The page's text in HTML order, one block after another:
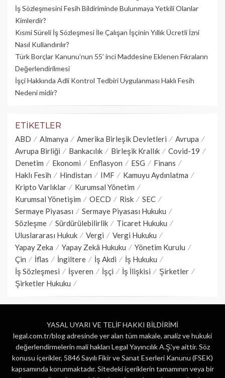
İş Sözleşmesini Fesih Bildiriminde Bulunmaya Yetkili Olanlar
Kimlerdir?
Kısmi Süreli İş Sözleşmesi İle Çalışan İşçinin Yıllık Üc­retli İzni
Nasıl Kullandırılır?
Türk Borçlar Kanunu’nun 55’ inci Maddesine Eklenen Fıkraların
Değerlendirilmesi
İşçi Hakkında Adli Kontrol Tedbiri Uygulanması Haklı Fesih
Nedeni midir?
ETIKETLER
ABD Almanya Amerika Birleşik Devletleri
Avrupa
Avrupa Birliği
Bankacılık Birleşik Krallık
Covid-19
Denetim
Ekonomi Enflasyon ESG
Finans
Haklı Fesih
Hindistan IMF
Kamuyu Aydınlatma
Kripto Varlıklar
Kurumsal Yönetim
Kurumsal Yönetişim
OECD Risk
SEC
Sermaye Piyasası
Sermaye Piyasası Hukuku
Sözleşme
Sürdürülebilirlik
Ticaret Hukuku
Uluslararası Hukuk
Vergi
Vergi Hukuku
Yapay Zeka
Yapay Zekâ Hukuku
Yönetim Kurulu
Çin
İflas İngiltere İş Akdi
İş Hukuku
İş Sözleşmesi
İşveren İşçi İş İlişkisi
Şirketler
Şirketler Hukuku
YASAL UYARI VE TELİF HAKKI BİLDİRİMİ
legal.com.tr/blog adresinde yer alan tüm makale, analiz ve hukuki
değerlendirmelerin mali hakları Legal Yayıncılık A.Ş.’ye aittir. Söz
konusu içerikler, 5846 Sayılı Fikir ve Sanat Eserleri Kanunu (FSEK)
kapsamında korunmaktadır. Sitedeki içeriklerin tamamının veya bir